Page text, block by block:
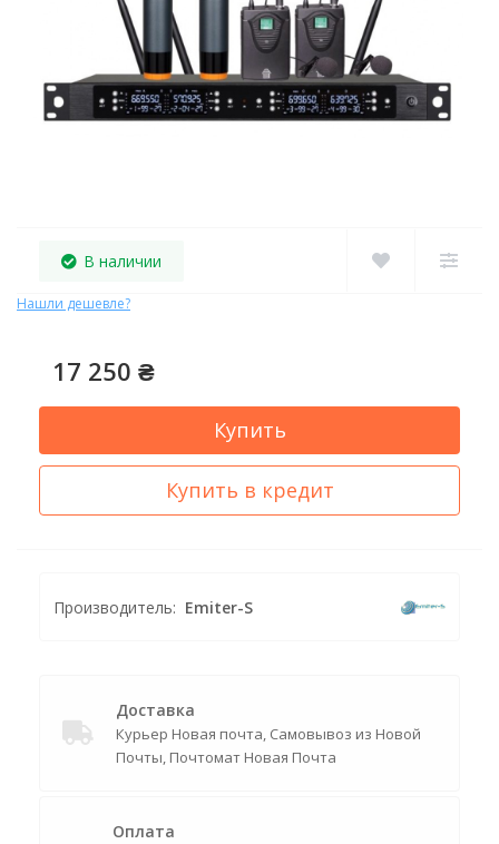
В наличии
Нашли дешевле?
17 250 ₴
Купить
Купить в кредит
Производитель: Emiter-S
Доставка
Курьер Новая почта, Самовывоз из Новой
Почты, Почтомат Новая Почта
Оплата